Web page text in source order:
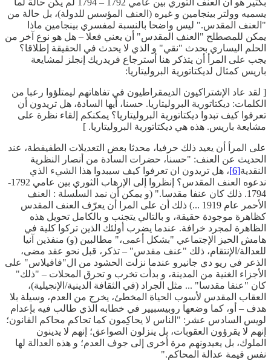
يسميه وولتر بينجامين و غيره (العنف المؤسس للدولة)، بل حالة من
"العنف المقدس." ليس واضحا بالنسبة لمفسري بينجامين ماذا
يمكن للمصطلح "العنف المقدس" أن يعني فعلا – هل هو نوع آخر من
الحلم اليساري بحدث "نقي" و الذي لا يحدث في الحقيقة إطلاقا؟
يجب على المرأ أن يتذكر هنا أسترجاع فريدريك إنجلز لمشايعة
باريس كمثال لديكتاتورية البروليتاريا:
[ لقد عاد الإشتراكيون الديمقراطيون في تفاهاتهم ليمتلؤوا رعبا من
الكلمات: ديكتاتورية البروليتاريا. حسنا، أيها السادة، هل تريدون أن
تعرفوا كيف تبدوا ديكتاتورية البروليتاريا؟ يمكنكم إلقاء نظرة على
مشايعة باريس. هذه هي ديكتاتورية البروليتاريا. ]
على المرأ أن يعيد ذلك حرفيا، محدثا بعض التعديلات الطفيفطة، عند
الحديث عن العنف: "حسنا، حضرات السادة من أنصار النظرية
النقدية[6]
، هل تريدون ان تعرفوا كيف سيبدوا هذا الشيء الذي
ندعوه العنف المقدس؟ إنظروا إلى الإرهاب الثوري بين عامي 1792-
1794. ذلك كان عنفا مقدسا." (و يمكن أن نمد السلسلة : العنف
الأحمر عام 1919 ...) ذلك أن على المرا أن يعرّف العنف المقدس
كظاهرة موجودة حقيقة، و بالتالي يتجنب و بالكامل تحويل هذه
الظاهرة لمجرد خرافة. عندما يضرب أولئك الذين تركوا كلية في
هامش الحيز الإجتماعي "بشكل أعمى،" مطالبين (و) منفذين آنيا
للعدالة/الإنتقام، ذلك "عنف مقدس" – تذكر، قبل نحو عقد مضى،
الذعر في ريو دي جانيرو عندما نزلت الحشود من ال"فافيلاس" على
الأجزاء الغنية من المدينة، و بدأت تخرب و تحرق المحلات – "ذلك"
كان "عنفا مقدسا" ... مثل الجراد (في الثقافة الدينية/الإنجيلية)،
العقاب المقدس لأسوب الحياة المخطئ، يخرج من العدم، وسيلة بلا
هدف – أو، كما وضعها روبيسبيير في خطابه الذي طالب فيه بإعدام
لويس السادس عشر: "الناس لا يحاكِمون كما تحاكم محاكم القانون؛
إنهم لا يقرؤون العقوبات، بل ينزلون الصواعق؛ إنهم لا يدينون
الملوك، بل يعيدونهم مرة أخرى إلى جوف العدم؛ و هذه العدالة لها
نفس قيمة عدالة المحاكم."